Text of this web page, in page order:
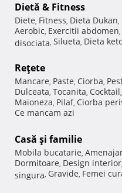
Dietă & Fitness
Diete, Fitness, Dieta Dukan,
Aerobic, Exercitii abdomen,
disociata, Silueta, Dieta
Reţete
Mancare, Paste, Ciorba,
Dulceata, Tocanita, Cocktail,
Maioneza, Pilaf, Ciorba
Ce mancam azi
Casă şi familie
Mobila bucatarie,
Dormitoare, Design interior,
singura, Gravide, Femei